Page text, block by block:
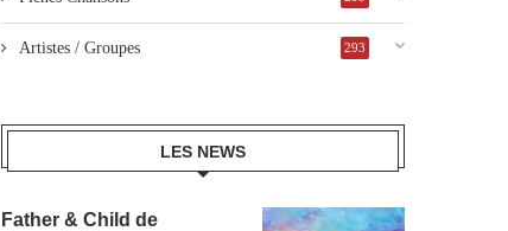
Artistes / Groupes 293
LES NEWS
Father & Child de